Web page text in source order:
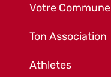
Votre Commune
Ton Association
Athletes